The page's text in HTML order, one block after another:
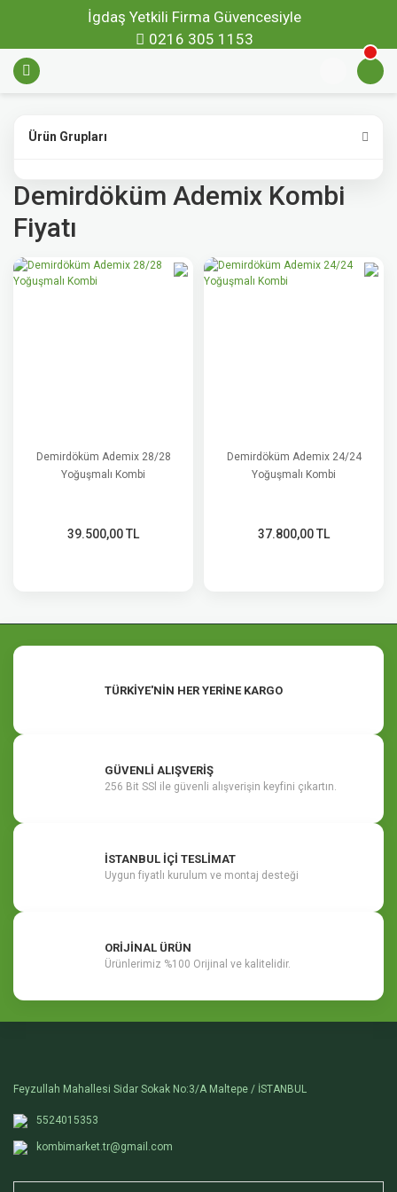
İgdaş Yetkili Firma Güvencesiyle
0216 305 1153
Ürün Grupları
Demirdöküm Ademix Kombi
Fiyatı
Demirdöküm Ademix 28/28
Yoğuşmalı Kombi
39.500,00 TL
Demirdöküm Ademix 24/24
Yoğuşmalı Kombi
37.800,00 TL
TÜRKİYE'NİN HER YERİNE KARGO
GÜVENLİ ALIŞVERİŞ
256 Bit SSl ile güvenli alışverişin keyfini çıkartın.
İSTANBUL İÇİ TESLİMAT
Uygun fiyatlı kurulum ve montaj desteği
ORİJİNAL ÜRÜN
Ürünlerimiz %100 Orijinal ve kalitelidir.
Feyzullah Mahallesi Sidar Sokak No:3/A Maltepe / İSTANBUL
5524015353
kombimarket.tr@gmail.com